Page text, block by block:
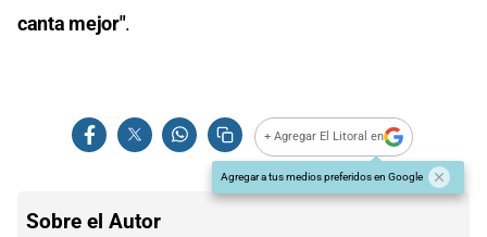
canta mejor".
+ Agregar El Litoral en
Agregar a tus medios preferidos en Google
Sobre el Autor